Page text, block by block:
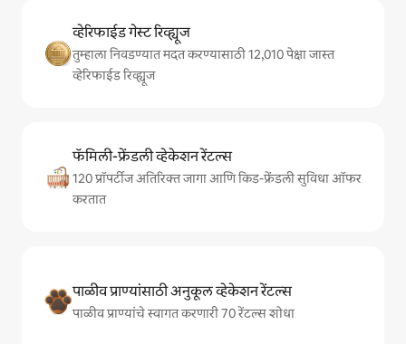
व्हेरिफाईड गेस्ट रिव्ह्यूज
तुम्हाला निवडण्यात मदत करण्यासाठी 12,010 पेक्षा जास्त
व्हेरिफाईड रिव्ह्यूज
फॅमिली-फ्रेंडली व्हेकेशन रेंटल्स
120 प्रॉपर्टीज अतिरिक्त जागा आणि किड-फ्रेंडली सुविधा ऑफर
करतात
पाळीव प्राण्यांसाठी अनुकूल व्हेकेशन रेंटल्स
पाळीव प्राण्यांचे स्वागत करणारी 70 रेंटल्स शोधा